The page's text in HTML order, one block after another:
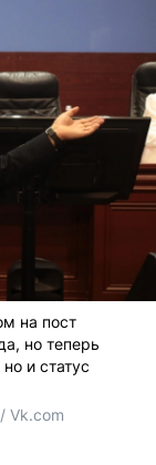
на пост
но теперь
и статус
Vk.com